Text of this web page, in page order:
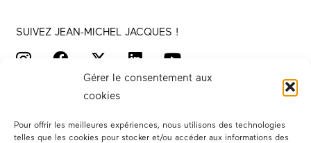
Gérer le consentement aux
cookies
Pour offrir les meilleures expériences, nous utilisons des technologies
telles que les cookies pour stocker et/ou accéder aux informations des
SUIVEZ JEAN-MICHEL JACQUES !